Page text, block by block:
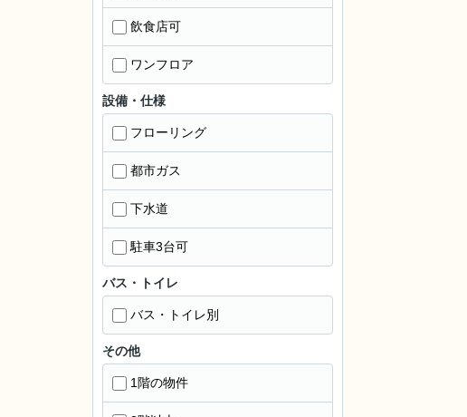
飲食店可
ワンフロア
設備・仕様
フローリング
都市ガス
下水道
駐車3台可
バス・トイレ
バス・トイレ別
その他
1階の物件